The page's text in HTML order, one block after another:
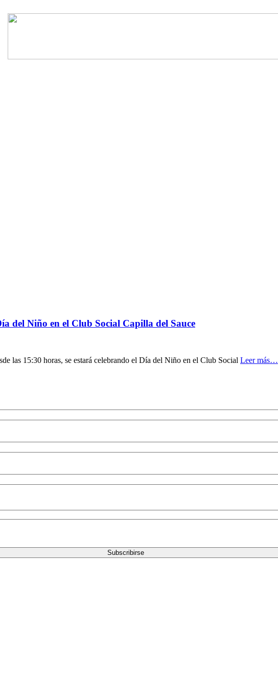
del Niño en el Club Social Capilla del Sauce
las 15:30 horas, se estará celebrando el Día del Niño en el Club Social Leer más…